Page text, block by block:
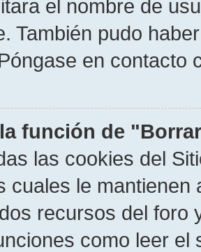
el nombre de
También pudo
en contacto
función de
las cookies del
cuales le
recursos del foro
como leer el